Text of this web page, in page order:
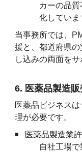
カーの品
化していま
当事務所では、
援と、都道府県
し込みの両面をサ
6. 医薬品製造
医薬品ビジネス
理が必要です。
医薬品製造業許
自社工場